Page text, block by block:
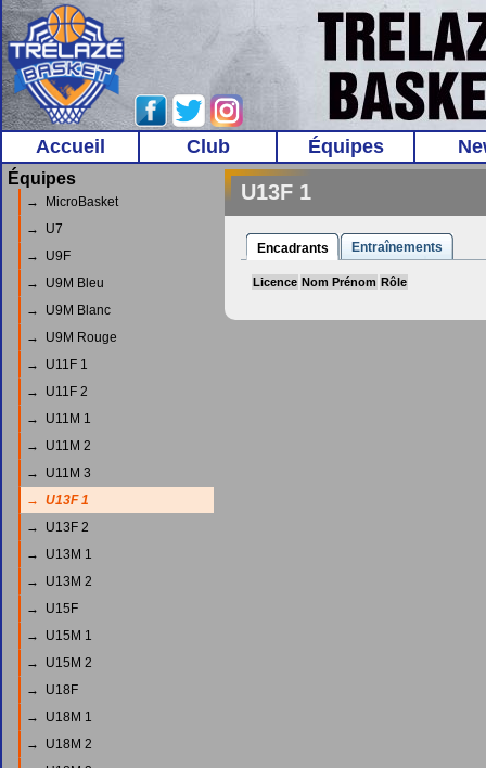
Accueil Club Équipes
Équipes
→ MicroBasket
→ U7
→ U9F
→ U9M Bleu
→ U9M Blanc
→ U9M Rouge
→ U11F 1
→ U11F 2
→ U11M 1
→ U11M 2
→ U11M 3
→ U13F 1
→ U13F 2
→ U13M 1
→ U13M 2
→ U15F
→ U15M 1
→ U15M 2
→ U18F
→ U18M 1
→ U18M 2
U13F 1
Encadrants Entraînements
Licence Nom Prénom Rôle